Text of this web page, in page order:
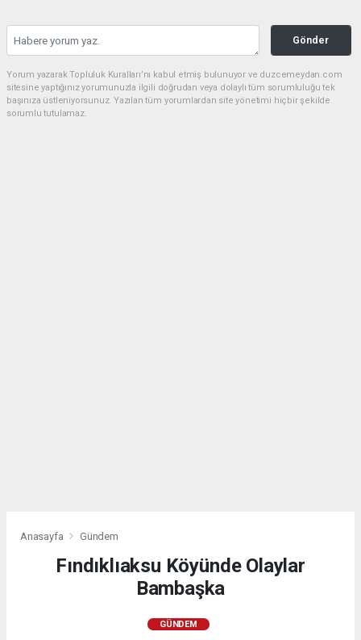
Gönder
Yorum yazarak Topluluk Kuralları’nı kabul etmiş bulunuyor ve duzcemeydan.com
sitesine yaptığınız yorumunuzla ilgili doğrudan veya dolaylı tüm sorumluluğu tek
başınıza üstleniyorsunuz. Yazılan tüm yorumlardan site yönetimi hiçbir şekilde
sorumlu tutulamaz.
Anasayfa Gündem
Fındıklıaksu Köyünde Olaylar
Bambaşka
GÜNDEM